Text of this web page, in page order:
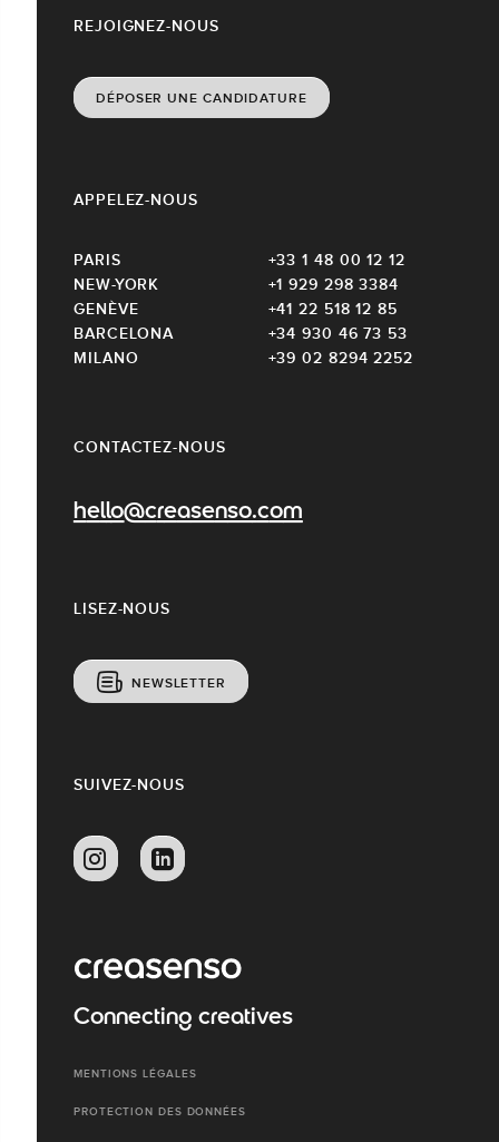
CONTACTEZ-NOUS
hello@creasenso.com
REJOIGNEZ-NOUS
DÉPOSER UNE CANDIDATURE
LISEZ-NOUS
NEWSLETTER
APPELEZ-NOUS
PARIS
+33 1 48 00 12 12
NEW-YORK
+1 929 298 3384
GENÈVE
+41 22 518 12 85
BARCELONA
+34 930 46 73 53
MILANO
+39 02 8294 2252
SUIVEZ-NOUS
Connecting creatives
MENTIONS LÉGALES
PROTECTION DES DONNÉES